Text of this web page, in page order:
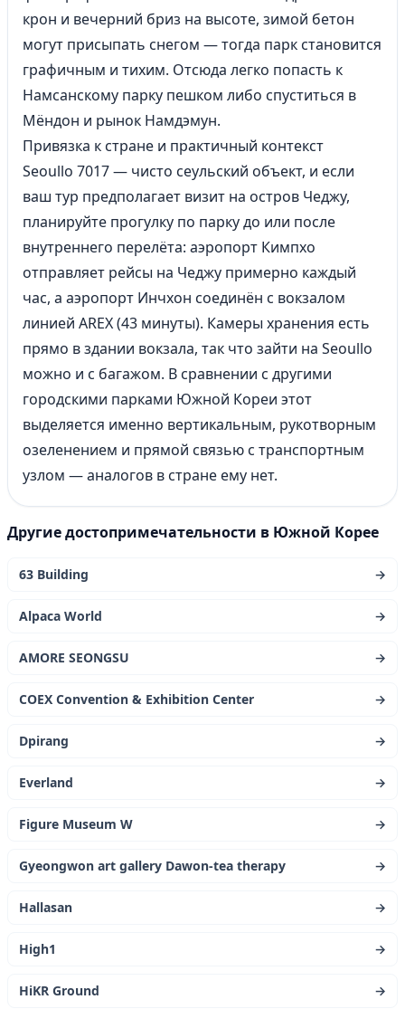
крон и вечерний бриз на высоте, зимой бетон
могут присыпать снегом — тогда парк становится
графичным и тихим. Отсюда легко попасть к
Намсанскому парку пешком либо спуститься в
Мёндон и рынок Намдэмун.
Привязка к стране и практичный контекст
Seoullo 7017 — чисто сеульский объект, и если
ваш тур предполагает визит на остров Чеджу,
планируйте прогулку по парку до или после
внутреннего перелёта: аэропорт Кимпхо
отправляет рейсы на Чеджу примерно каждый
час, а аэропорт Инчхон соединён с вокзалом
линией AREX (43 минуты). Камеры хранения есть
прямо в здании вокзала, так что зайти на Seoullo
можно и с багажом. В сравнении с другими
городскими парками Южной Кореи этот
выделяется именно вертикальным, рукотворным
озеленением и прямой связью с транспортным
узлом — аналогов в стране ему нет.
Другие достопримечательности в Южной Корее
63 Building →
Alpaca World →
AMORE SEONGSU →
COEX Convention & Exhibition Center →
Dpirang →
Everland →
Figure Museum W →
Gyeongwon art gallery Dawon-tea therapy →
Hallasan →
High1 →
HiKR Ground →